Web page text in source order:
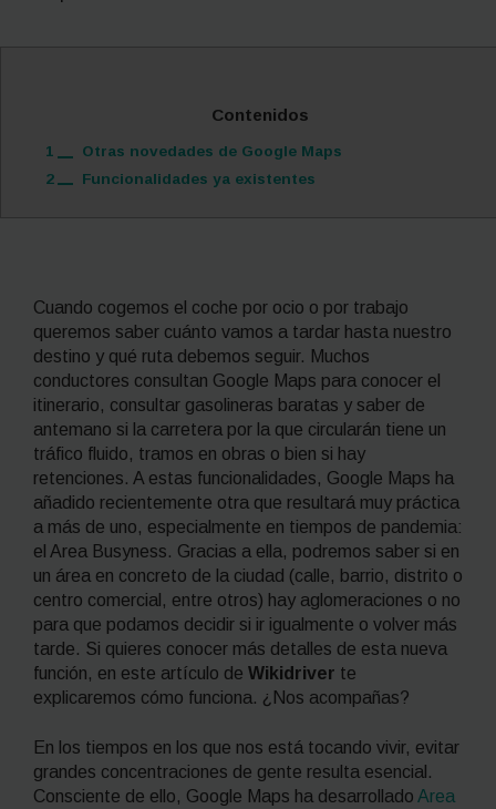
Contenidos
1
Otras novedades de Google Maps
2
Funcionalidades ya existentes
Cuando cogemos el coche por ocio o por trabajo
queremos saber cuánto vamos a tardar hasta nuestro
destino y qué ruta debemos seguir. Muchos
conductores consultan Google Maps para conocer el
itinerario, consultar gasolineras baratas y saber de
antemano si la carretera por la que circularán tiene un
tráfico fluido, tramos en obras o bien si hay
retenciones. A estas funcionalidades, Google Maps ha
añadido recientemente otra que resultará muy práctica
a más de uno, especialmente en tiempos de pandemia:
el Area Busyness. Gracias a ella, podremos saber si en
un área en concreto de la ciudad (calle, barrio, distrito o
centro comercial, entre otros) hay aglomeraciones o no
para que podamos decidir si ir igualmente o volver más
tarde. Si quieres conocer más detalles de esta nueva
función, en este artículo de Wikidriver te
explicaremos cómo funciona. ¿Nos acompañas?
En los tiempos en los que nos está tocando vivir, evitar
grandes concentraciones de gente resulta esencial.
Consciente de ello, Google Maps ha desarrollado Area